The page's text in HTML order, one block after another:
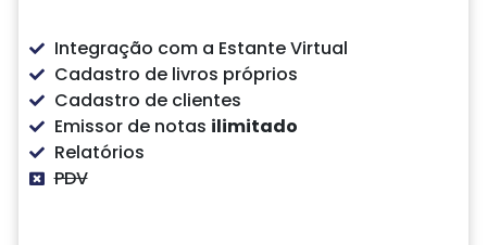
Integração com a Estante Virtual
Cadastro de livros próprios
Cadastro de clientes
Emissor de notas ilimitado
Relatórios
PDV